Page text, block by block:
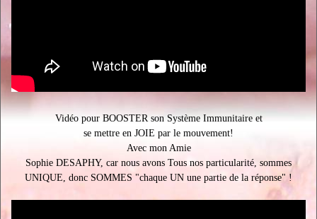
Vidéo pour BOOSTER son Système Immunitaire et
se mettre en JOIE par le mouvement!
Avec mon Amie
Sophie DESAPHY, car nous avons Tous nos particularité, sommes
UNIQUE, donc SOMMES "chaque UN une partie de la réponse" !